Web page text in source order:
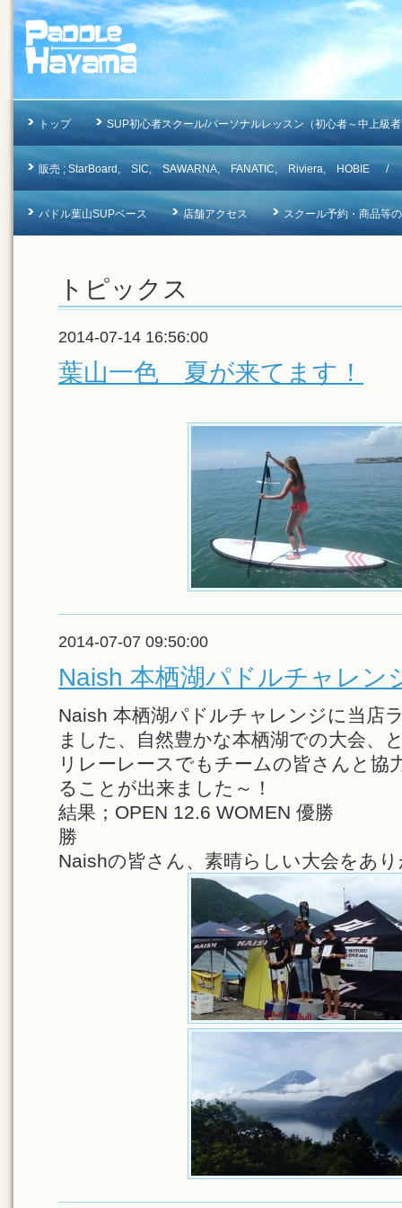
トップ SUP初心者スクール/パーソナルレッスン（初心者～中上級
販売 ; StarBoard, SIC, SAWARNA, FANATIC, Riviera, HOBIE /
パドル葉山SUPベース 店舗アクセス スクール予約・商品
トピックス
2014-07-14 16:56:00
葉山一色 夏が来てます！
2014-07-07 09:50:00
Naish 本栖湖パドルチャレン
Naish 本栖湖パドルチャレンジに当店
ました、自然豊かな本栖湖での大会、
リレーレースでもチームの皆さんと協
ることが出来ました～！
結果；OPEN 12.6 WOMEN 優勝
勝
Naishの皆さん、素晴らしい大会をあ